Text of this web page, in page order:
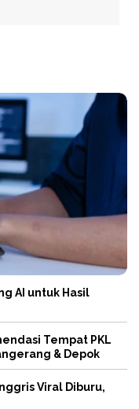
AI untuk Hasil
Tempat PKL
& Depok
Viral Diburu,